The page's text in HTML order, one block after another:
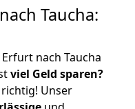
Taucha:
nach Taucha
viel Geld sparen?
Unser